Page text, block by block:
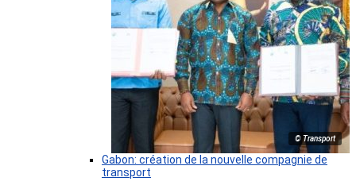
© Transport
Gabon: création de la nouvelle compagnie de
transport